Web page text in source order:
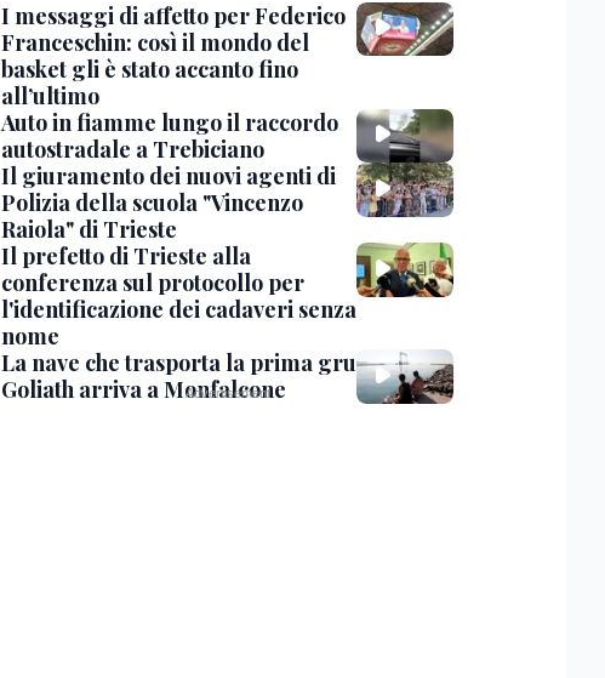
I messaggi di affetto per Federico
Franceschin: così il mondo del
basket gli è stato accanto fino
all’ultimo
Auto in fiamme lungo il raccordo
autostradale a Trebiciano
Il giuramento dei nuovi agenti di
Polizia della scuola "Vincenzo
Raiola" di Trieste
Il prefetto di Trieste alla
conferenza sul protocollo per
l'identificazione dei cadaveri senza
nome
La nave che trasporta la prima gru
Goliath arriva a Monfalcone